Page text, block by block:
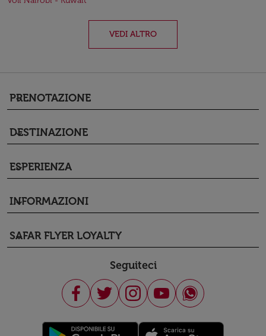
VEDI ALTRO
PRENOTAZIONE
keyboard_arrow_down
DESTINAZIONE
keyboard_arrow_down
ESPERIENZA
keyboard_arrow_down
INFORMAZIONI
keyboard_arrow_down
SAFAR FLYER LOYALTY
keyboard_arrow_down
Seguiteci